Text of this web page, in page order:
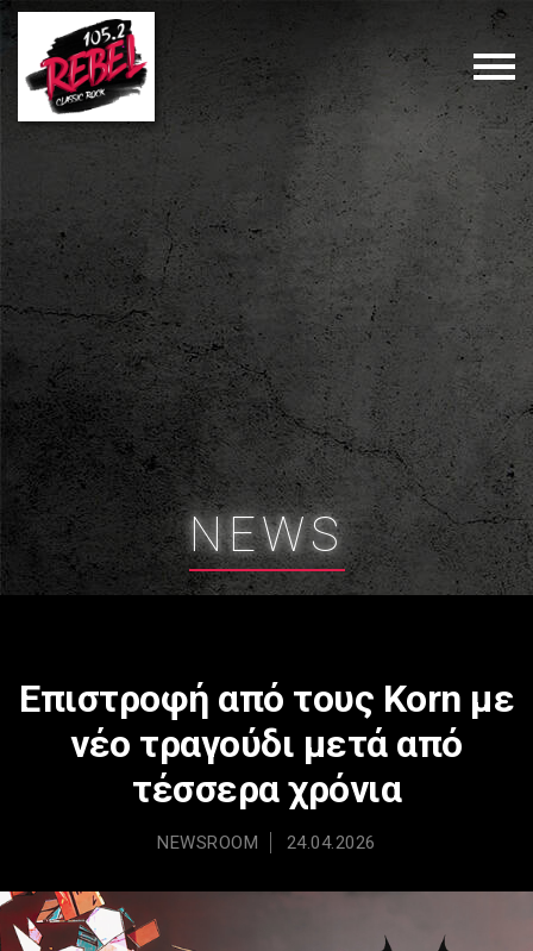
NEWS
Eπιστροφή από τους Korn με
νέο τραγούδι μετά από
τέσσερα χρόνια
NEWSROOM 24.04.2026